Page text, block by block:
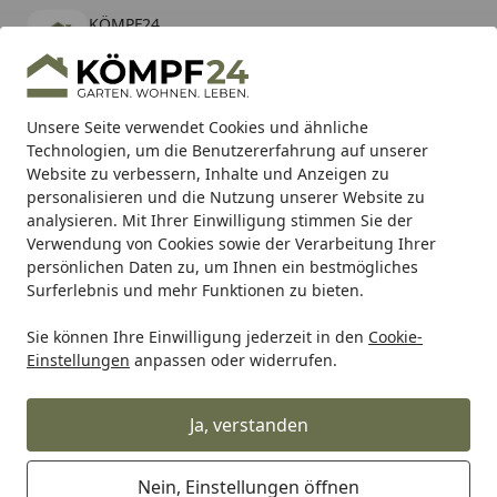
Unsere Seite verwendet Cookies und ähnliche
Technologien, um die Benutzererfahrung auf unserer
Website zu verbessern, Inhalte und Anzeigen zu
personalisieren und die Nutzung unserer Website zu
analysieren. Mit Ihrer Einwilligung stimmen Sie der
Verwendung von Cookies sowie der Verarbeitung Ihrer
persönlichen Daten zu, um Ihnen ein bestmögliches
Surferlebnis und mehr Funktionen zu bieten.
Sie können Ihre Einwilligung jederzeit in den Cookie-
Einstellungen anpassen oder widerrufen.
Ja, verstanden
Nein, Einstellungen öffnen
KÖMPF24
kostenlos - Im App Store
Hotline
Alle Produkte
Mein Konto
Suchen
Karibu Pools inkl. gratis Sandfilteranlage & Pool-
Starterset (Gesamtwert bis 468,99€)
Startseite
Auto & Zweirad Motorradzubehör & Werkzeuge
Supersprox Stealth-Kettenrad 525